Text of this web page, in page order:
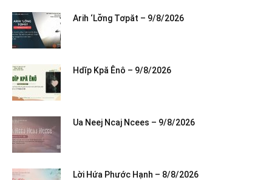
Arih ‘Lơ̆ng Tơpăt – 9/8/2026
Hdĭp Kpă Ênô – 9/8/2026
Ua Neej Ncaj Ncees – 9/8/2026
Lời Hứa Phước Hạnh – 8/8/2026